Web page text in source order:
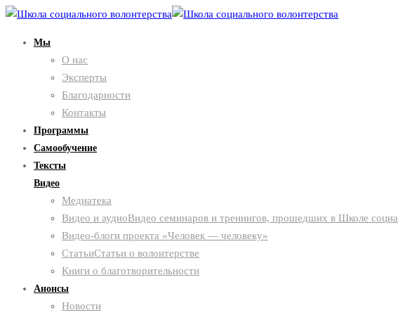
Мы
О нас
Эксперты
Благодарности
Контакты
Программы
Самообучение
Тексты
Видео
Медиатека
Видео и аудиоВидео семинаров и тренингов, прошедших в Школе
Видео-блоги проекта «Человек — человеку»
СтатьиСтатьи о волонтерстве
Книги о благотворительности
Анонсы
Новости